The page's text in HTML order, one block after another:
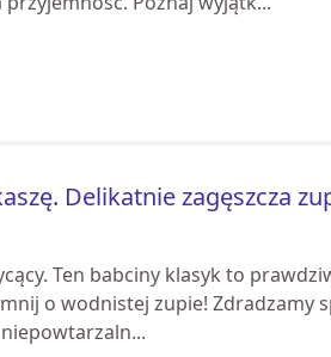
Delikatnie zagęszcza
Ten babciny klasyk to
o wodnistej zupie! Zdradzamy